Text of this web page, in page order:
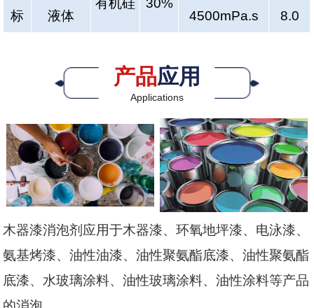
标
液体
4500mPa.s
8.0
产品应用
Applications
木器漆消泡剂应用于木器漆、环氧地坪漆、电泳漆、
氨基烤漆、油性油漆、油性聚氨酯底漆、油性聚氨酯
底漆、水玻璃涂料、油性玻璃涂料、油性涂料等产品